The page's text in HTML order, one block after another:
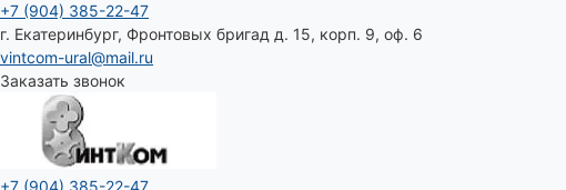
+7 (904) 385-22-47
г. Екатеринбург, Фронтовых бригад д. 15, корп. 9, оф. 6
vintcom-ural@mail.ru
Заказать звонок
+7 (904) 385-22-47